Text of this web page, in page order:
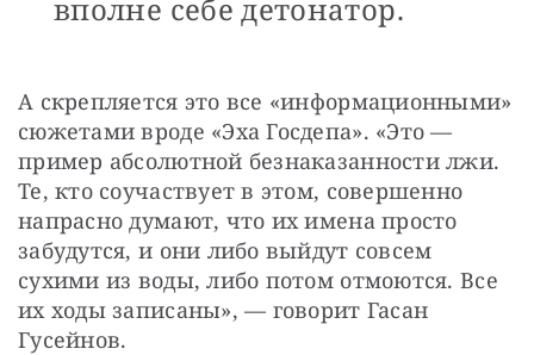
вполне себе детонатор.
А скрепляется это все «информационными»
сюжетами вроде «Эха Госдепа». «Это —
пример абсолютной безнаказанности лжи.
Те, кто соучаствует в этом, совершенно
напрасно думают, что их имена просто
забудутся, и они либо выйдут совсем
сухими из воды, либо потом отмоются. Все
их ходы записаны», — говорит Гасан
Гусейнов.